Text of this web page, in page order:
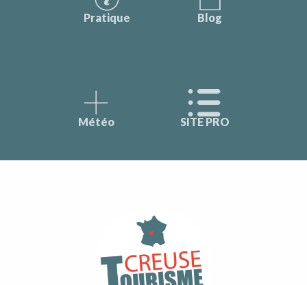
Pratique Blog
Météo SITE PRO